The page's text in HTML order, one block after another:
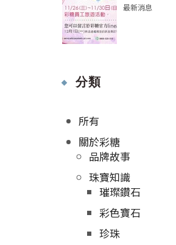
最新消息
分類
所有
關於彩糖
品牌故事
珠寶知識
璀璨鑽石
彩色寶石
珍珠